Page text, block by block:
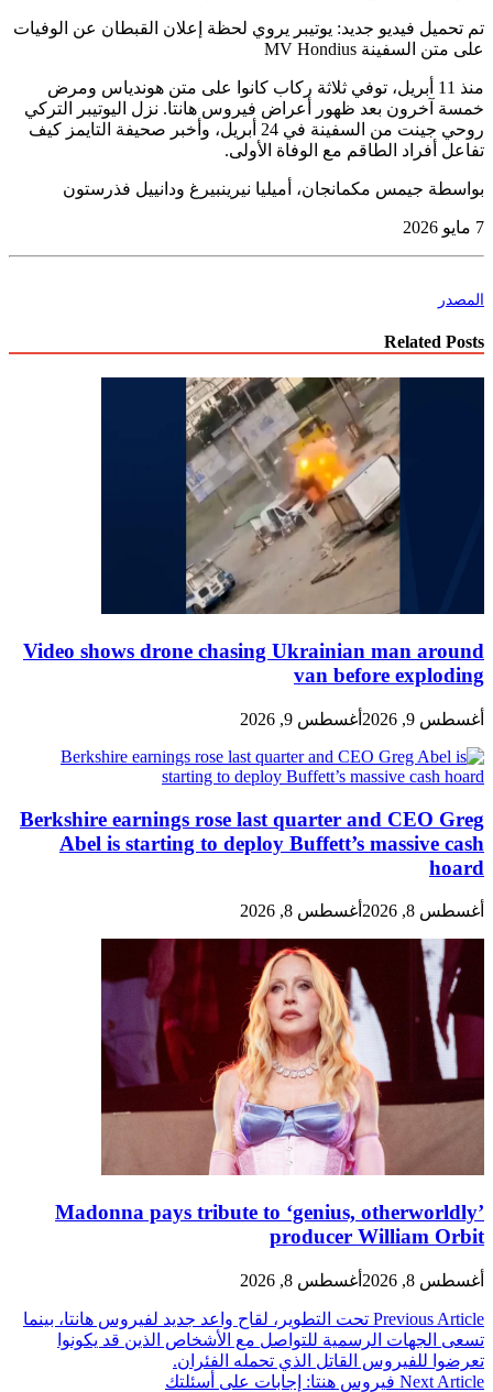
تم تحميل فيديو جديد: يوتيبر يروي لحظة إعلان القبطان عن الوفيات
على متن السفينة MV Hondius
منذ 11 أبريل، توفي ثلاثة ركاب كانوا على متن هوندياس ومرض
خمسة آخرون بعد ظهور أعراض فيروس هانتا. نزل اليوتيبر التركي
روحي جينت من السفينة في 24 أبريل، وأخبر صحيفة التايمز كيف
تفاعل أفراد الطاقم مع الوفاة الأولى.
بواسطة جيمس مكمانجان، أميليا نيرينبيرغ ودانييل فذرستون
7 مايو 2026
المصدر
Related Posts
Video shows drone chasing Ukrainian man around
van before exploding
أغسطس 9, 2026 أغسطس 9, 2026
Berkshire earnings rose last quarter and CEO Greg
Abel is starting to deploy Buffett’s massive cash
hoard
أغسطس 8, 2026 أغسطس 8, 2026
Madonna pays tribute to ‘genius, otherworldly’
producer William Orbit
أغسطس 8, 2026 أغسطس 8, 2026
تصفّح
المقالات
Previous Article تحت التطوير، لقاح واعد جديد لفيروس هانتا، بينما
تسعى الجهات الرسمية للتواصل مع الأشخاص الذين قد يكونوا
تعرضوا للفيروس القاتل الذي تحمله الفئران.
Next Article فيروس هنتا: إجابات على أسئلتك